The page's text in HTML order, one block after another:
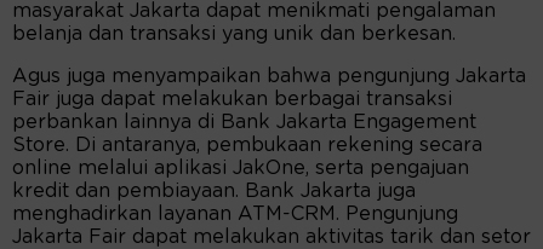
masyarakat Jakarta dapat menikmati pengalaman
belanja dan transaksi yang unik dan berkesan.
Agus juga menyampaikan bahwa pengunjung Jakarta
Fair juga dapat melakukan berbagai transaksi
perbankan lainnya di Bank Jakarta Engagement
Store. Di antaranya, pembukaan rekening secara
online melalui aplikasi JakOne, serta pengajuan
kredit dan pembiayaan. Bank Jakarta juga
menghadirkan layanan ATM-CRM. Pengunjung
Jakarta Fair dapat melakukan aktivitas tarik dan setor